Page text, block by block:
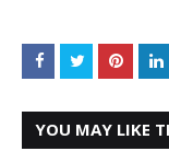
YOU MAY LIKE